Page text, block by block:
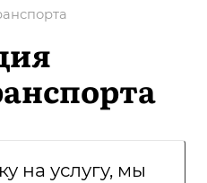
на услугу, мы